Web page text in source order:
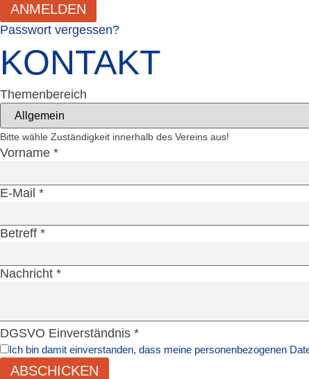
ANMELDEN
Passwort vergessen?
KONTAKT
Themenbereich
Bitte wähle Zuständigkeit innerhalb des Vereins aus!
Vorname *
E-Mail *
Betreff *
Nachricht *
DGSVO Einverständnis *
Ich bin damit einverstanden, dass meine personenbezogenen
ABSCHICKEN